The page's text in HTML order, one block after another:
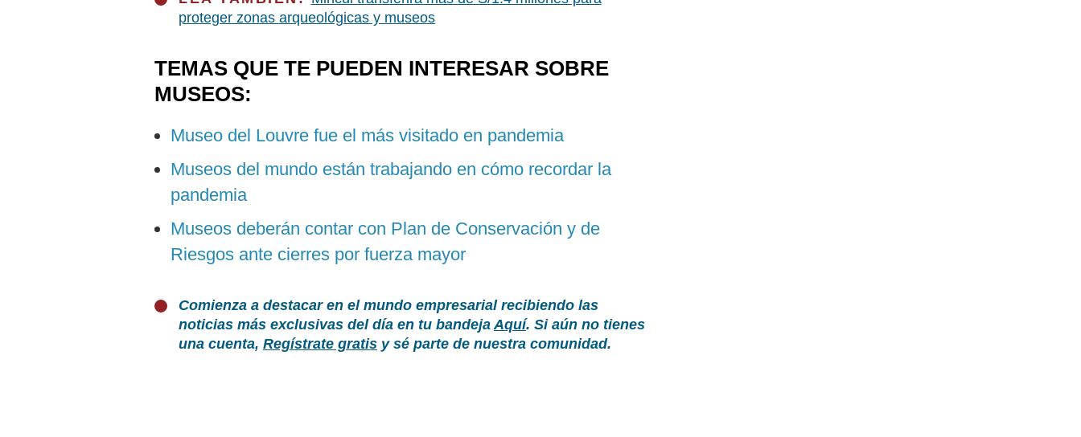
proteger zonas arqueológicas y museos
TEMAS QUE TE PUEDEN INTERESAR SOBRE
MUSEOS:
Museo del Louvre fue el más visitado en pandemia
Museos del mundo están trabajando en cómo recordar la
pandemia
Museos deberán contar con Plan de Conservación y de
Riesgos ante cierres por fuerza mayor
Comienza a destacar en el mundo empresarial recibiendo las
noticias más exclusivas del día en tu bandejaAquí. Si aún no tienes
una cuenta, Regístrate gratis y sé parte de nuestra comunidad.